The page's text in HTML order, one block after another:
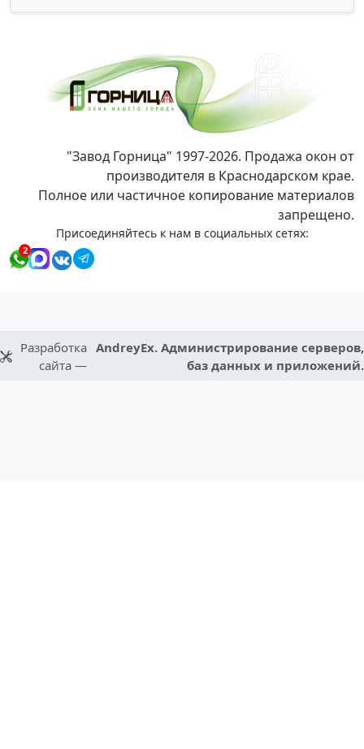
"Завод Горница" 1997-2026. Продажа окон от
производителя в Краснодарском крае.
Полное или частичное копирование материалов
запрещено.
Присоединяйтесь к нам в социальных сетях:
2
Разработка
сайта —
AndreyEx. Администрирование серверов,
баз данных и приложений.